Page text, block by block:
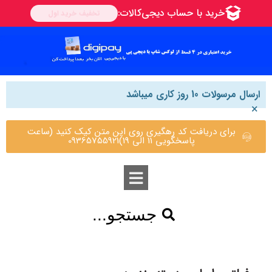
ارسال مرسولات 10 روز کاری میباشد
×
برای دریافت کد رهگیری روی این متن کیک کنید (ساعت
پاسخگویی 11 الی 19)09365755921
جستجو...